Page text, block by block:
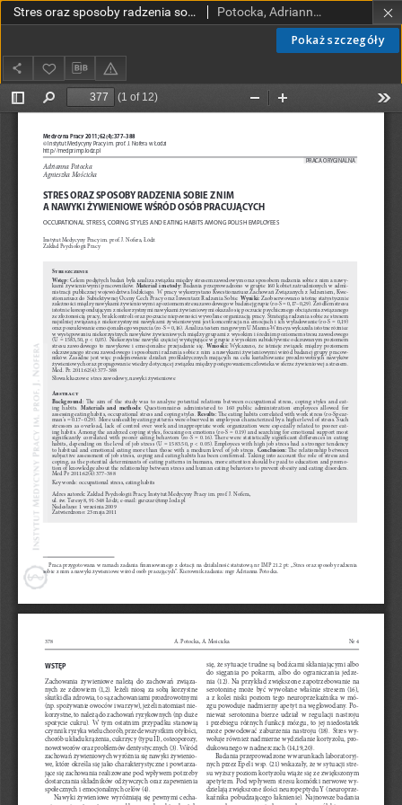
Pokaż szczegóły
Stres oraz sposoby radzenia sobie z nim a nawyki żywieniowe wsród osób pracujących Potocka, Adrianna; Mościcka, Agnieszka